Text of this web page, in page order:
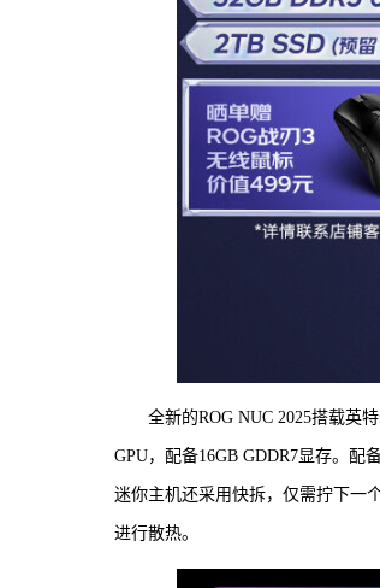
全新的ROG NUC 2025搭载英
GPU，配备16GB GDDR7显存。配
迷你主机还采用快拆，仅需拧下一
进行散热。